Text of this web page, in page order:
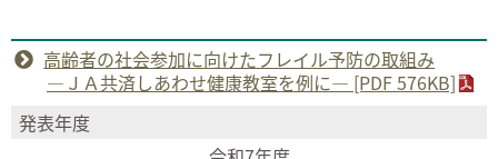
高齢者の社会参加に向けたフレイル予防の取組み
―ＪＡ共済しあわせ健康教室を例に― [PDF 576KB]
発表年度